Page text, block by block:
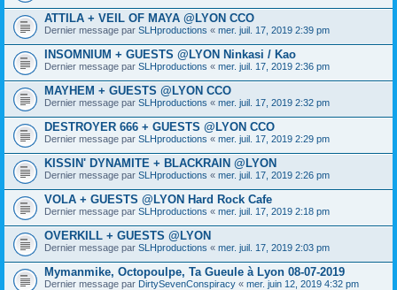
ATTILA + VEIL OF MAYA @LYON CCO
Dernier message par SLHproductions « mer. juil. 17, 2019 2:39 pm
INSOMNIUM + GUESTS @LYON Ninkasi / Kao
Dernier message par SLHproductions « mer. juil. 17, 2019 2:36 pm
MAYHEM + GUESTS @LYON CCO
Dernier message par SLHproductions « mer. juil. 17, 2019 2:32 pm
DESTROYER 666 + GUESTS @LYON CCO
Dernier message par SLHproductions « mer. juil. 17, 2019 2:29 pm
KISSIN' DYNAMITE + BLACKRAIN @LYON
Dernier message par SLHproductions « mer. juil. 17, 2019 2:26 pm
VOLA + GUESTS @LYON Hard Rock Cafe
Dernier message par SLHproductions « mer. juil. 17, 2019 2:18 pm
OVERKILL + GUESTS @LYON
Dernier message par SLHproductions « mer. juil. 17, 2019 2:03 pm
Mymanmike, Octopoulpe, Ta Gueule à Lyon 08-07-2019
Dernier message par DirtySevenConspiracy « mer. juin 12, 2019 4:32 pm